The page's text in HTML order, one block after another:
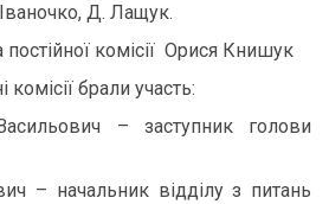
Д. Лащук.
постійної комісії Орися Книшук
брали участь:
– заступник голови
– начальник відділу з питань